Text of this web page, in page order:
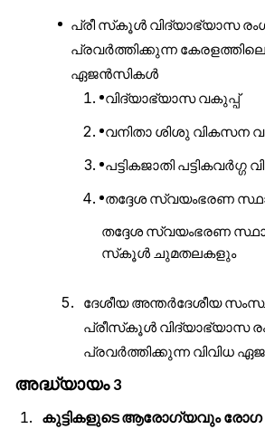
പ്രീ സ്കൂൾ വിദ്യാഭ്യാസ
പ്രവർത്തിക്കുന്ന കേരളത്തിലെ
ഏജൻസികൾ
വിദ്യാഭ്യാസ വകുപ്പ്
വനിതാ ശിശു വികസന
പട്ടികജാതി പട്ടികവർഗ്ഗ
തദ്ദേശ സ്വയംഭരണ
തദ്ദേശ സ്വയംഭരണ
സ്കൂൾ ചുമതലകളും
ദേശീയ അന്തർദേശീയ
പ്രീസ്കൂൾ വിദ്യാഭ്യാസ
പ്രവർത്തിക്കുന്ന വിവിധ
അദ്ധ്യായം3
കുട്ടികളുടെ ആരോഗ്യവും രോഗ